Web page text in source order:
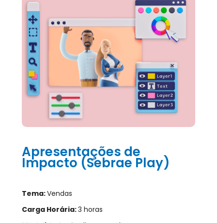
Apresentações de
Impacto (Sebrae Play)
Tema:Vendas
Carga Horária:3 horas